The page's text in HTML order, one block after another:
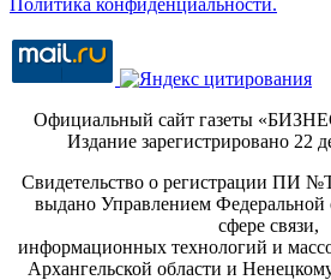
Политика конфиденциальности.
Официальный сайт газеты
Издание зарегистрировано 22
Свидетельство о регистрации ПИ
выдано Управлением Федеральной
сфере связи,
информационных технологий и
Архангельской области и